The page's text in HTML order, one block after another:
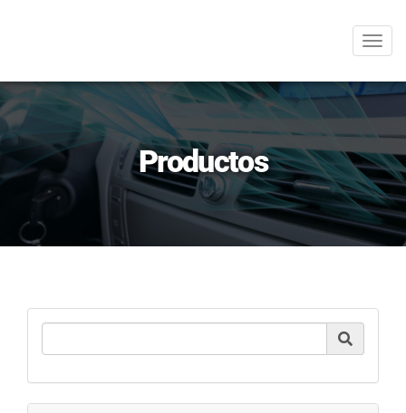
Productos
Product Search